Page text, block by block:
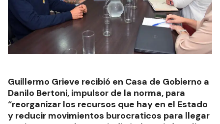
Guillermo Grieve recibió en Casa de Gobierno a
Danilo Bertoni, impulsor de la norma, para
“reorganizar los recursos que hay en el Estado
y reducir movimientos burocraticos para llegar